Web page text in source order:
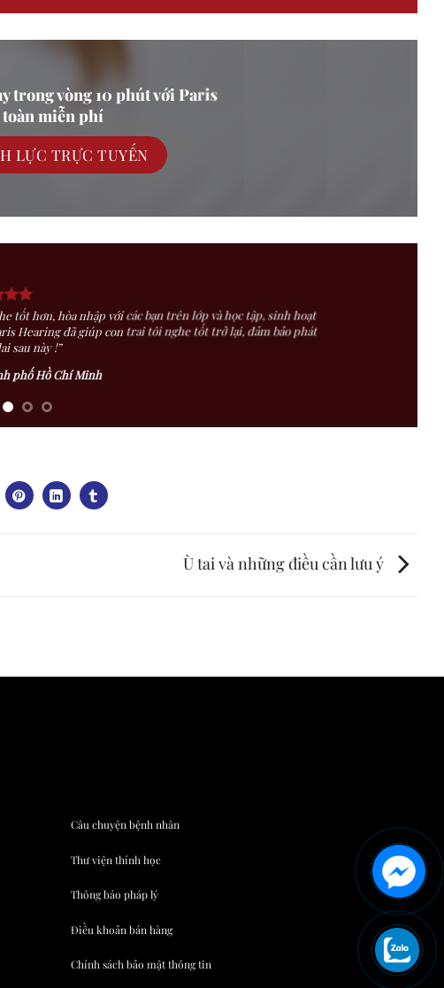
trong vòng 10 phút với Paris
miễn phí
LỰC TRỰC TUYẾN
tốt hơn, hòa nhập với các bạn trên lớp và học tập, sinh hoạt
Hearing đã giúp con trai tôi nghe tốt trở lại, đảm bảo phát
sau này !”
phố Hồ Chí Minh
Ù tai và những điều cần lưu ý
Câu chuyện bệnh nhân
Thư viện thính học
Thông báo pháp lý
Điều khoản bán hàng
Chính sách bảo mật thông tin